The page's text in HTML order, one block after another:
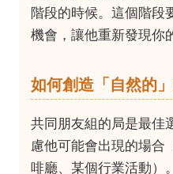
階段的時候。這個階段
機會，讓他重新發現你
如何創造「自然的
共同朋友組的局是最佳
慮他可能會出現的場合
啡廳、某個行業活動）